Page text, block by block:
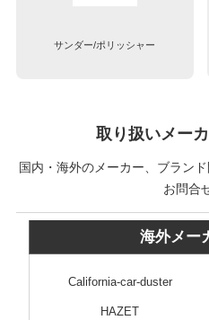
サンダー/ポリッシャー
取り扱いメー
国内・海外のメーカー、ブラン
お問合
海外メー
California-car-duster
HAZET